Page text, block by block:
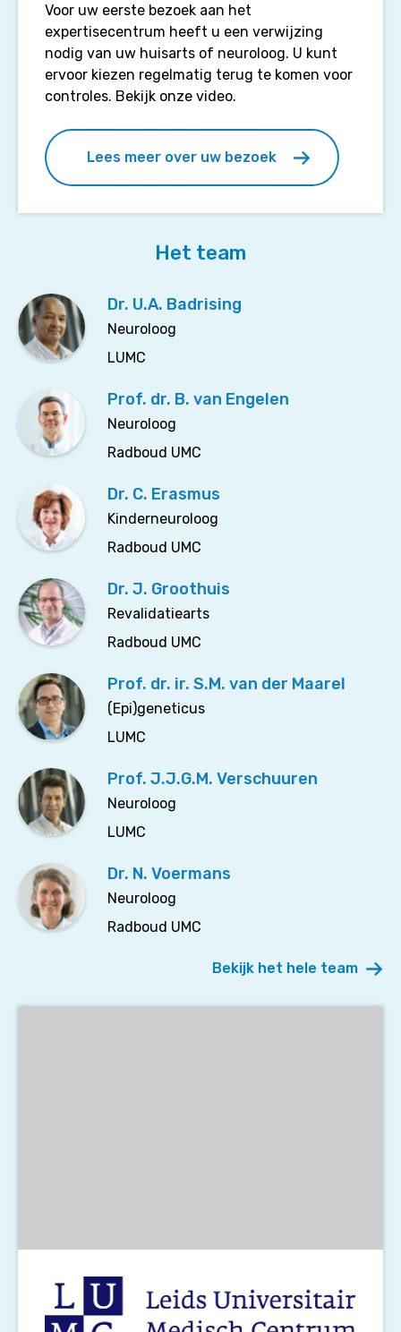
Voor uw eerste bezoek aan het
expertisecentrum heeft u een verwijzing
nodig van uw huisarts of neuroloog. U kunt
ervoor kiezen regelmatig terug te komen voor
controles. Bekijk onze video.
Lees meer over uw bezoek
Het team
Dr. U.A. Badrising
Neuroloog
LUMC
Prof. dr. B. van Engelen
Neuroloog
Radboud UMC
Dr. C. Erasmus
Kinderneuroloog
Radboud UMC
Dr. J. Groothuis
Revalidatiearts
Radboud UMC
Prof. dr. ir. S.M. van der Maarel
(Epi)geneticus
LUMC
Prof. J.J.G.M. Verschuuren
Neuroloog
LUMC
Dr. N. Voermans
Neuroloog
Radboud UMC
Bekijk het hele team